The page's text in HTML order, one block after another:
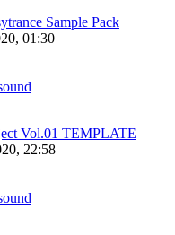
Sample Pack
01:30
Vol.01 TEMPLATE
22:58